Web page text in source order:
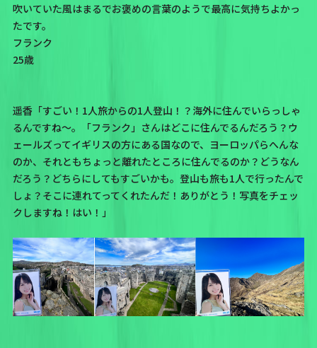
吹いていた風はまるでお褒めの言葉のようで最高に気持ちよかっ
たです。
フランク
25歳
遥香「すごい！1人旅からの1人登山！？海外に住んでいらっしゃ
るんですね～。「フランク」さんはどこに住んでるんだろう？ウ
ェールズってイギリスの方にある国なので、ヨーロッパらへんな
のか、それともちょっと離れたところに住んでるのか？どうなん
だろう？どちらにしてもすごいかも。登山も旅も1人で行ったんで
しょ？そこに連れてってくれたんだ！ありがとう！写真をチェッ
クしますね！はい！」